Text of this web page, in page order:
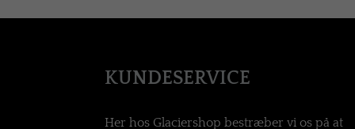
KUNDESERVICE
Her hos Glaciershop bestræber vi os på at